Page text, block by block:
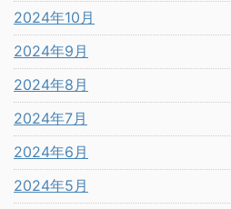
2024年10月
2024年9月
2024年8月
2024年7月
2024年6月
2024年5月